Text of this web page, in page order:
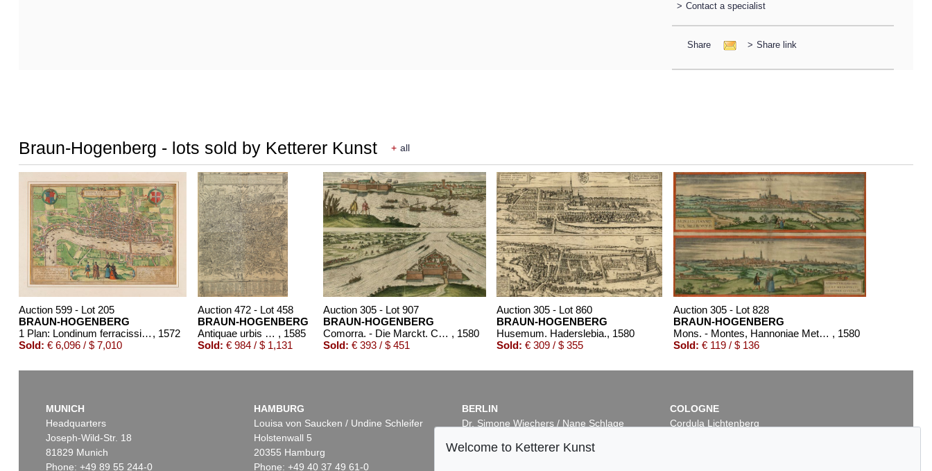
> Contact a specialist
Share > Share link
Braun-Hogenberg - lots sold by Ketterer Kunst + all
Auction 599 - Lot 205
BRAUN-HOGENBERG
1 Plan: Londinum ferracissimi Angliae regni metropolis , 1572
Sold: € 6,096 / $ 7,010
Auction 472 - Lot 458
BRAUN-HOGENBERG
Antiquae urbis Romae , 1585
Sold: € 984 / $ 1,131
Auction 305 - Lot 907
BRAUN-HOGENBERG
Comorra. - Die Marckt. Comorra. , 1580
Sold: € 393 / $ 451
Auction 305 - Lot 860
BRAUN-HOGENBERG
Husemum. Haderslebia., 1580
Sold: € 309 / $ 355
Auction 305 - Lot 828
BRAUN-HOGENBERG
Mons. - Montes, Hannoniae Metropolis. Arras. - Atrebatum, Episcopalis et Metropolitica Artesiae Civitas. , 1580
Sold: € 119 / $ 136
MUNICH
Headquarters
Joseph-Wild-Str. 18
81829 Munich
Phone: +49 89 55 244-0
HAMBURG
Louisa von Saucken / Undine Schleifer
Holstenwall 5
20355 Hamburg
Phone: +49 40 37 49 61-0
BERLIN
Dr. Simone Wiechers / Nane Schlage
10719 Berlin
COLOGNE
Cordula Lichtenberg
Welcome to Ketterer Kunst